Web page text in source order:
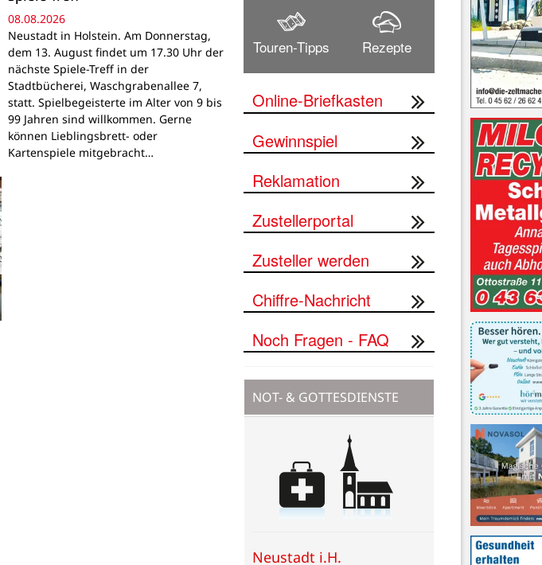
08.08.2026
Neustadt in Holstein. Am Donnerstag,
dem 13. August findet um 17.30 Uhr der
nächste Spiele-Treff in der
Stadtbücherei, Waschgrabenallee 7,
statt. Spielbegeisterte im Alter von 9 bis
99 Jahren sind willkommen. Gerne
können Lieblingsbrett- oder
Kartenspiele mitgebracht…
Touren-Tipps Rezepte
Online-Briefkasten
Gewinnspiel
Reklamation
Zustellerportal
Zusteller werden
Chiffre-Nachricht
Noch Fragen - FAQ
NOT- & GOTTESDIENSTE
Neustadt i.H.